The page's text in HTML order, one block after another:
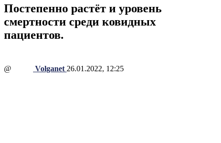
Постепенно растёт и уровень
смертности среди ковидных
пациентов.
@ Volganet 26.01.2022, 12:25